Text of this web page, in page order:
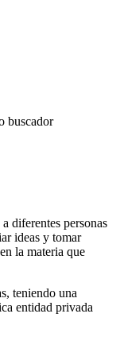
buscador
diferentes personas
ideas y tomar
la materia que
teniendo una
entidad privada